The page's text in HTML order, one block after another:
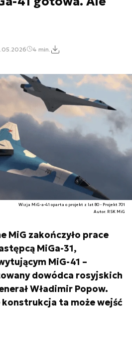
4 min.
Wizja MiG-a-41 oparta o projekt z lat 80 - Projekt 701
Autor. RSK MiG
MiG zakończyło prace
MiGa-31,
MiG-41 –
dowódca rosyjskich
Władimir Popow.
konstrukcja ta może wejść